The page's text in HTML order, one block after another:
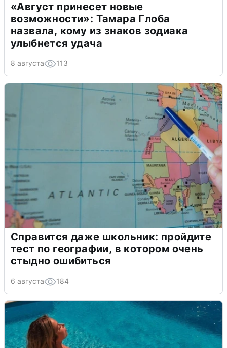
«Август принесет новые
возможности»: Тамара Глоба
назвала, кому из знаков зодиака
улыбнется удача
8 августа 113
Справится даже школьник: пройдите
тест по географии, в котором очень
стыдно ошибиться
6 августа 184